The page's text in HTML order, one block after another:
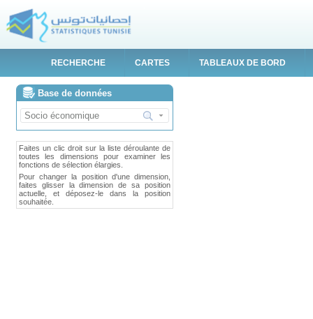
RECHERCHE CARTES TABLEAUX DE BORD
Base de données
Faites un clic droit sur la liste déroulante de
toutes les dimensions pour examiner les
fonctions de sélection élargies.
Pour changer la position d'une dimension,
faites glisser la dimension de sa position
actuelle, et déposez-le dans la position
souhaitée.